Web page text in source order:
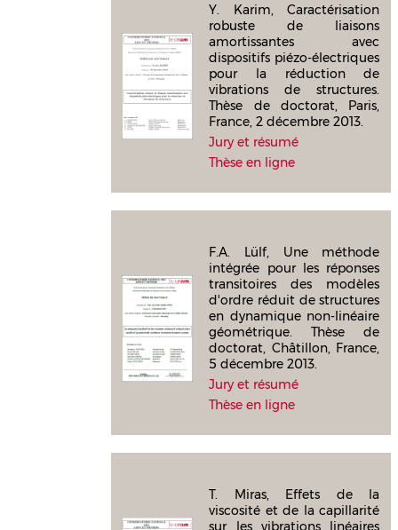
Y. Karim, Caractérisation
robuste de liaisons
amortissantes avec
dispositifs piézo-électriques
pour la réduction de
vibrations de structures.
Thèse de doctorat, Paris,
France, 2 décembre 2013.
Jury et résumé
Thèse en ligne
F.A. Lülf, Une méthode
intégrée pour les réponses
transitoires des modèles
d'ordre réduit de structures
en dynamique non-linéaire
géométrique. Thèse de
doctorat, Châtillon, France,
5 décembre 2013.
Jury et résumé
Thèse en ligne
T. Miras, Effets de la
viscosité et de la capillarité
sur les vibrations linéaires